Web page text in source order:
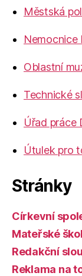
Městská
Nemocnice
Oblastní
Technické
Úřad práce
Útulek pro
Stránky
Církevní
Mateřské
Redakční
Reklama na